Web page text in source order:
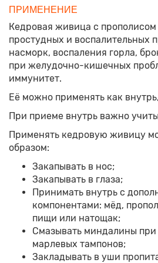
ПРИМЕНЕНИЕ
Кедровая живица с
простудных и воспалительных
насморк, воспаления горла,
при желудочно-кишечных
иммунитет.
Её можно применять как
При приеме внутрь важно
Применять кедровую живицу
образом:
Закапывать в нос;
Закапывать в глаза;
Принимать внутрь с
компонентами: мёд,
пищи или натощак;
Смазывать миндалины
марлевых тампонов;
Закладывать в уши